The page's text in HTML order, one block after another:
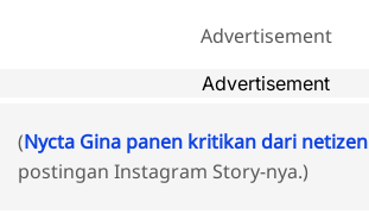
Advertisement
Advertisement
(Nycta Gina panen kritikan dari netizen
postingan Instagram Story-nya.)